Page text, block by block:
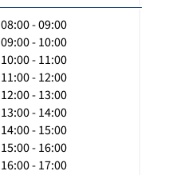
08:00 - 09:00
09:00 - 10:00
10:00 - 11:00
11:00 - 12:00
12:00 - 13:00
13:00 - 14:00
14:00 - 15:00
15:00 - 16:00
16:00 - 17:00